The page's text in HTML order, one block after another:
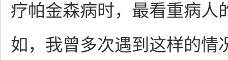
疗帕金森病时，最看重病人
如，我曾多次遇到这样的情